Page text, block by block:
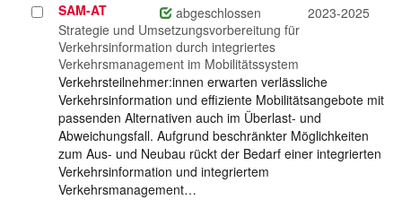
Projekt
auswählen
SAM-AT abgeschlossen
2023-2025
Strategie und Umsetzungsvorbereitung für
Verkehrsinformation durch integriertes
Verkehrsmanagement im Mobilitätssystem
Verkehrsteilnehmer:innen erwarten verlässliche
Verkehrsinformation und effiziente Mobilitätsangebote mit
passenden Alternativen auch im Überlast- und
Abweichungsfall. Aufgrund beschränkter Möglichkeiten
zum Aus- und Neubau rückt der Bedarf einer integrierten
Verkehrsinformation und integriertem
Verkehrsmanagement…